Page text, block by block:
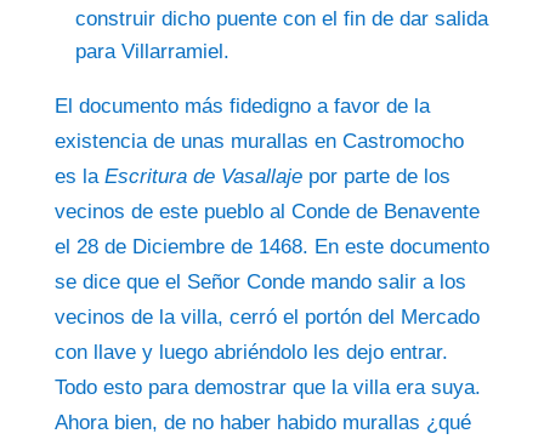
construir dicho puente con el fin de dar salida
para Villarramiel.
El documento más fidedigno a favor de la
existencia de unas murallas en Castromocho
es la Escritura de Vasallaje por parte de los
vecinos de este pueblo al Conde de Benavente
el 28 de Diciembre de 1468. En este documento
se dice que el Señor Conde mando salir a los
vecinos de la villa, cerró el portón del Mercado
con llave y luego abriéndolo les dejo entrar.
Todo esto para demostrar que la villa era suya.
Ahora bien, de no haber habido murallas ¿qué